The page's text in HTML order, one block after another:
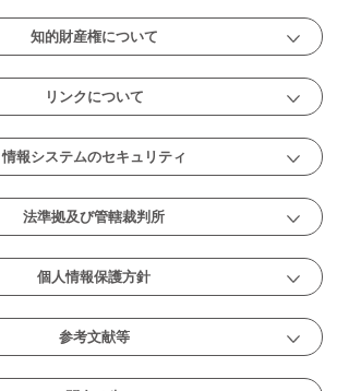
知的財産権について
リンクについて
情報システムのセキュリティ
法準拠及び管轄裁判所
個人情報保護方針
参考文献等